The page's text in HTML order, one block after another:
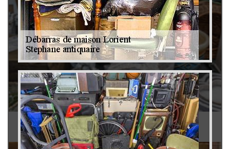
Brocanteur 79